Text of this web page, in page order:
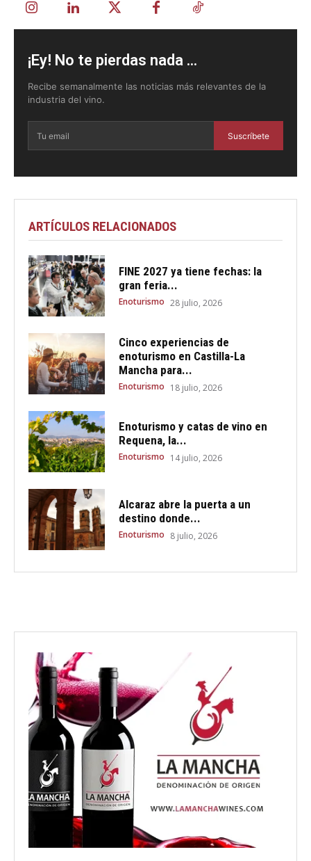
¡Ey! No te pierdas nada ...
Recibe semanalmente las noticias más relevantes de la
industria del vino.
Suscríbete
ARTÍCULOS RELACIONADOS
FINE 2027 ya tiene fechas: la
gran feria...
Enoturismo 28 julio, 2026
Cinco experiencias de
enoturismo en Castilla-La
Mancha para...
Enoturismo 18 julio, 2026
Enoturismo y catas de vino en
Requena, la...
Enoturismo 14 julio, 2026
Alcaraz abre la puerta a un
destino donde...
Enoturismo 8 julio, 2026